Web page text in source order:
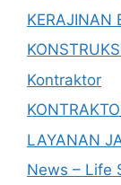
KERAJINAN
Kontraktor
LAYANAN
News – Life